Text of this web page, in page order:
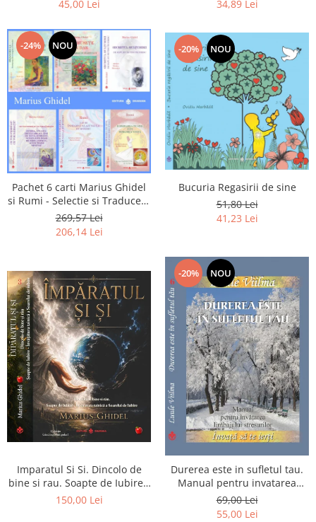
45,00 Lei
34,89 Lei
-24% NOU
Pachet 6 carti Marius Ghidel
si Rumi - Selectie si Traducere
de Marius Ghidel
269,57 Lei
206,14 Lei
-20% NOU
Bucuria Regasirii de sine
51,80 Lei
41,23 Lei
Imparatul Si Si. Dincolo de
bine si rau. Soapte de Iubire -
Invatatura tainica a Soarelui
150,00 Lei
-20% NOU
Durerea este in sufletul tau.
Manual pentru invatarea
limbajului stresurilor Seria
Invata sa te Ierti Luule Viilma
69,00 Lei
55,00 Lei